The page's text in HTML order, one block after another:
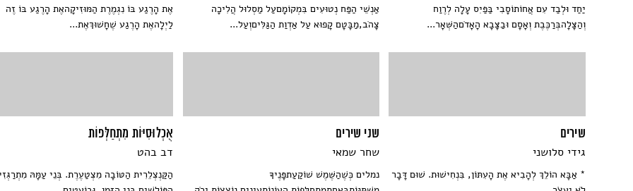
יַחַד וּלְבַד עִם אֲחוֹתוֹסָבִי בַּפַּיִס עָלָה לְרֶוַח
וְהַצָּלָהבְּרַכֶּבֶת וְאָסָם וּבַצָּבָא הָאָדֹםהַשְּׁאָר...
אַנְשֵׁי הַפַּח נְטוּעִים בִּמְקוֹמָםעַל מַסְלוּל הֲלִיכָה
צָהֺב,מַבָּטָם קָפוּא עַל אַדְוַת הַגַּלִּיםוְעַל...
אֶת הָרֶגַע בּוֹ נִגְמֶרֶת הַמּוּזִיקָהאֶת הָרֶגַע בּוֹ זֶה
לַיְלָהאֶת הָרֶגַע שֶׁחָשׁוּךְאֶת...
שירים
גידי סלושני
* אַבָּא הוֹלֵךְ לְהָבִיא אֶת הָעִתּוֹן, בִּנְחִישׁוּת. שׁוּם דָּבָר
שני שירים
שחר שמאי
נמלים כְּשֶׁהַשֶּׁמֶשׁ שׁוֹקַעַתפָּנֶיךָ
אֻכְלוּסִיּוֹת מִתְחַלְּפוֹת
דב בהט
הַקַּנְצְלֵרִית הַטּוֹבָה מִצְטַעֶרֶת. בְּנֵי עַמָּהּ